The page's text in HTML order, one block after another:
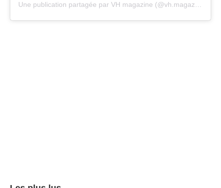
Une publication partagée par VH magazine (@vh.magazine)